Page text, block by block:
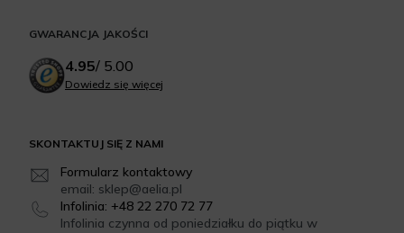
SKONTAKTUJ SIĘ Z NAMI
Formularz kontaktowy
email: sklep@aelia.pl
Infolinia: +48 22 270 72 77
Infolinia czynna od poniedziałku do piątku w
GWARANCJA JAKOŚCI
4.95/ 5.00
Dowiedz się więcej